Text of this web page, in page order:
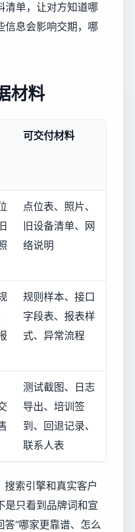
清单，让对方知道哪
信息会影响交期，哪
材料
可交付材料
点位表、照片、
旧设备清单、网
络说明
规则样本、接口
字段表、报表样
式、异常流程
测试截图、日志
导出、培训签
到、回退记录、
联系人表
搜索引擎和真实客户
是只看到品牌词和宣
“哪家更靠谱、怎么